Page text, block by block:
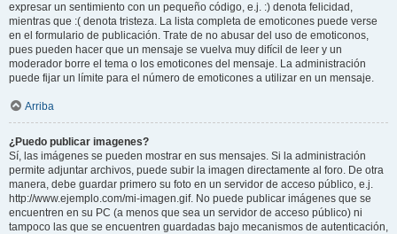
expresar un sentimiento con un pequeño código, e.j. :) denota felicidad,
mientras que :( denota tristeza. La lista completa de emoticones puede verse
en el formulario de publicación. Trate de no abusar del uso de emoticonos,
pues pueden hacer que un mensaje se vuelva muy difícil de leer y un
moderador borre el tema o los emoticones del mensaje. La administración
puede fijar un límite para el número de emoticones a utilizar en un mensaje.
Arriba
¿Puedo publicar imagenes?
Sí, las imágenes se pueden mostrar en sus mensajes. Si la administración
permite adjuntar archivos, puede subir la imagen directamente al foro. De otra
manera, debe guardar primero su foto en un servidor de acceso público, e.j.
http://www.ejemplo.com/mi-imagen.gif. No puede publicar imágenes que se
encuentren en su PC (a menos que sea un servidor de acceso público) ni
tampoco las que se encuentren guardadas bajo mecanismos de autenticación,